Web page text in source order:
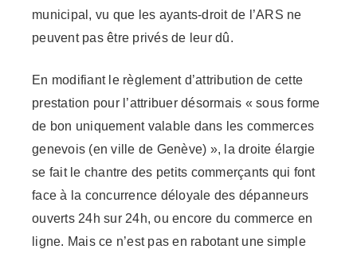
municipal, vu que les ayants-droit de l’ARS ne
peuvent pas être privés de leur dû.
En modifiant le règlement d’attribution de cette
prestation pour l’attribuer désormais « sous forme
de bon uniquement valable dans les commerces
genevois (en ville de Genève) », la droite élargie
se fait le chantre des petits commerçants qui font
face à la concurrence déloyale des dépanneurs
ouverts 24h sur 24h, ou encore du commerce en
ligne. Mais ce n’est pas en rabotant une simple